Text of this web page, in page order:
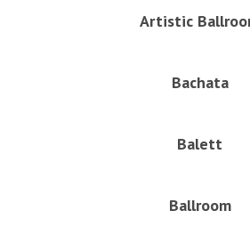
Artistic
Bachata
Balett
Ballroom